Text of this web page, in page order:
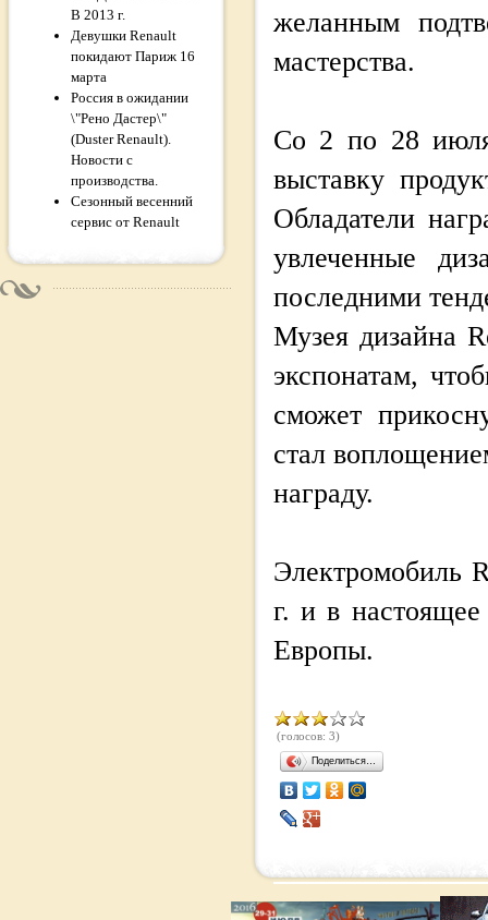
В 2013 г.
Девушки Renault
покидают Париж 16
марта
Россия в ожидании
\"Рено Дастер\"
(Duster Renault).
Новости с
производства.
Сезонный весенний
сервис от Renault
желанным
мастерства.
Со 2 по 28
выставку
Обладатели
увлеченные
последними
Музея дизайна
экспонатам,
сможет
стал
награду.
Электромобиль
г. и в
Европы.
(голосов: 3)
Поделиться…